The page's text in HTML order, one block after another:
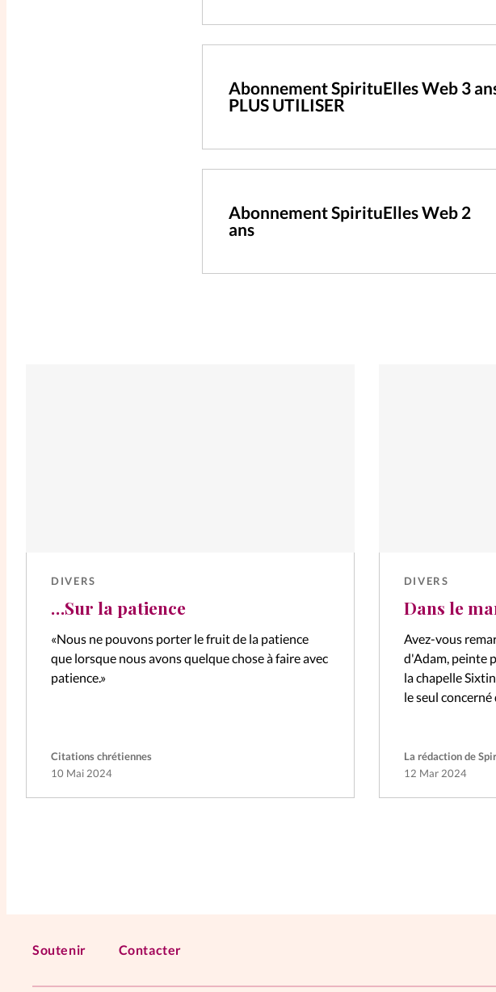
Abonnement SpirituElles Web 3
PLUS UTILISER
Abonnement SpirituElles Web 2
ans
DIVERS
…Sur la patience
«Nous ne pouvons porter le fruit de la patience
que lorsque nous avons quelque chose à faire avec
patience.»
Citations chrétiennes
10 Mai 2024
DIVERS
Dans le
Avez-vous
d'Adam, peinte
la chapelle
le seul
La rédaction de
12 Mar 2024
Soutenir Contacter